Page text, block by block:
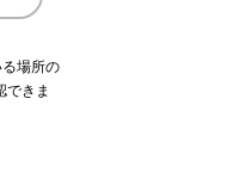
場所の
できま